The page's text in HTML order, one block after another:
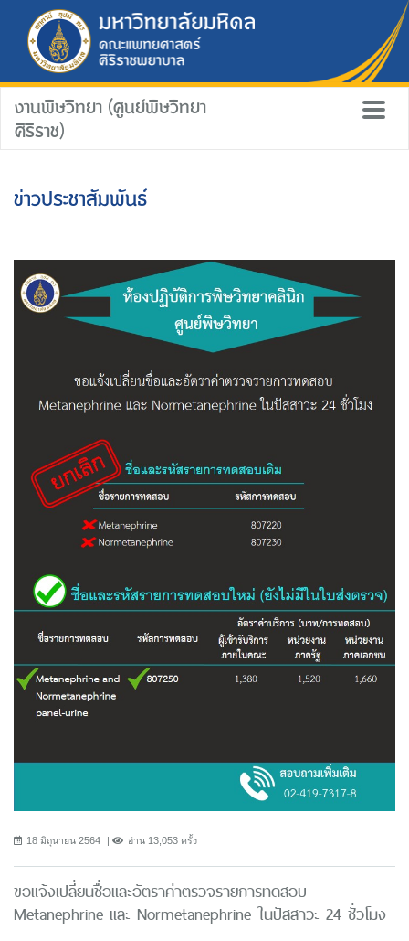
งานพิษวิทยา (ศูนย์พิษวิทยา
ศิริราช)
ข่าวประชาสัมพันธ์
18 มิถุนายน 2564 อ่าน 13,053 ครั้ง
ขอแจ้งเปลี่ยนชื่อและอัตราค่าตรวจรายการทดสอบ
Metanephrine และ Normetanephrine ในปัสสาวะ 24 ชั่วโมง